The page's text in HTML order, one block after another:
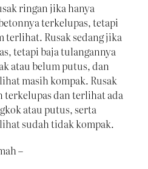
ringan jika hanya
terkelupas, tetapi
terlihat. Rusak sedang jika
tetapi baja tulangannya
atau belum putus, dan
masih kompak. Rusak
terkelupas dan terlihat ada
atau putus, serta
sudah tidak kompak.
–